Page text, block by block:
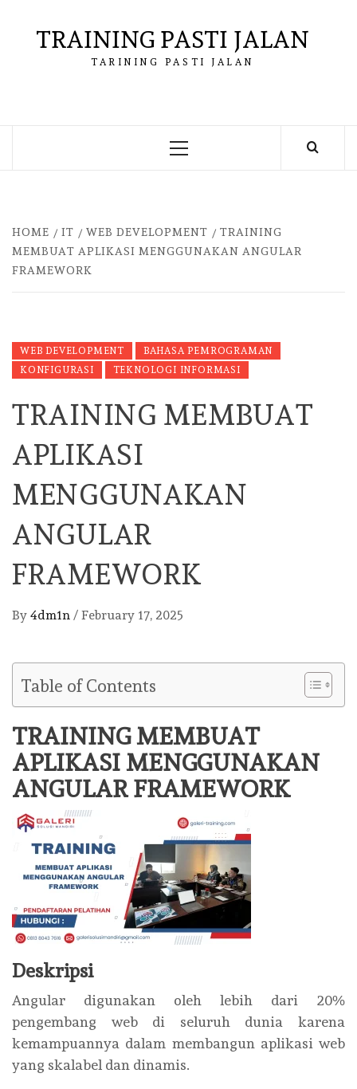
contentTRAINING PASTI JALAN
TARINING PASTI JALAN
Primary
HOME IT WEB DEVELOPMENT
TRAINING
MEMBUAT APLIKASI MENGGUNAKAN ANGULAR
FRAMEWORK
WEB DEVELOPMENT
BAHASA PEMROGRAMAN
KONFIGURASI
TEKNOLOGI INFORMASI
TRAINING MEMBUAT
APLIKASI
MENGGUNAKAN
ANGULAR
FRAMEWORK
By 4dm1n / February 17, 2025
Table of Contents
TRAINING MEMBUAT
APLIKASI MENGGUNAKAN
ANGULAR FRAMEWORK
Deskripsi
Angular digunakan oleh lebih dari 20%
pengembang web di seluruh dunia karena
kemampuannya dalam membangun aplikasi web
yang skalabel dan dinamis.